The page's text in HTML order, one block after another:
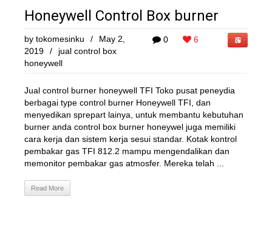
Honeywell Control Box burner
0 6
by tokomesinku /
May 2,
2019
/
jual control box
honeywell
Jual control burner honeywell TFI Toko pusat peneydia
berbagai type control burner Honeywell TFI, dan
menyedikan sprepart lainya, untuk membantu kebutuhan
burner anda control box burner honeywel juga memiliki
cara kerja dan sistem kerja sesui standar. Kotak kontrol
pembakar gas TFI 812.2 mampu mengendalikan dan
memonitor pembakar gas atmosfer. Mereka telah ...
Read More